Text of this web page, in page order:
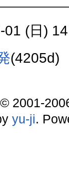
(日)
(4205d)
2001-
yu-ji.